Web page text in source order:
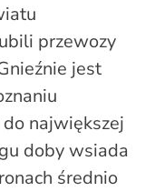
przewozy
jest
największej
doby wsiada
średnio